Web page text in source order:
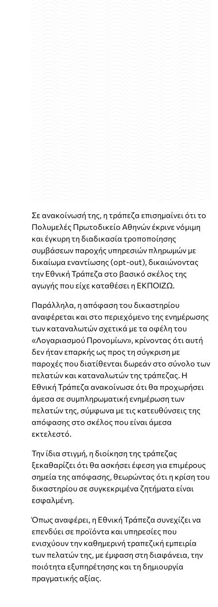
Σε ανακοίνωσή της, η τράπεζα επισημαίνει ότι το
Πολυμελές Πρωτοδικείο Αθηνών έκρινε νόμιμη
και έγκυρη τη διαδικασία τροποποίησης
συμβάσεων παροχής υπηρεσιών πληρωμών με
δικαίωμα εναντίωσης (opt-out), δικαιώνοντας
την Εθνική Τράπεζα στο βασικό σκέλος της
αγωγής που είχε καταθέσει η ΕΚΠΟΙΖΩ.
Παράλληλα, η απόφαση του δικαστηρίου
αναφέρεται και στο περιεχόμενο της ενημέρωσης
των καταναλωτών σχετικά με τα οφέλη του
«Λογαριασμού Προνομίων», κρίνοντας ότι αυτή
δεν ήταν επαρκής ως προς τη σύγκριση με
παροχές που διατίθενται δωρεάν στο σύνολο των
πελατών και καταναλωτών της τράπεζας. Η
Εθνική Τράπεζα ανακοίνωσε ότι θα προχωρήσει
άμεσα σε συμπληρωματική ενημέρωση των
πελατών της, σύμφωνα με τις κατευθύνσεις της
απόφασης στο σκέλος που είναι άμεσα
εκτελεστό.
Την ίδια στιγμή, η διοίκηση της τράπεζας
ξεκαθαρίζει ότι θα ασκήσει έφεση για επιμέρους
σημεία της απόφασης, θεωρώντας ότι η κρίση του
δικαστηρίου σε συγκεκριμένα ζητήματα είναι
εσφαλμένη.
Όπως αναφέρει, η Εθνική Τράπεζα συνεχίζει να
επενδύει σε προϊόντα και υπηρεσίες που
ενισχύουν την καθημερινή τραπεζική εμπειρία
των πελατών της, με έμφαση στη διαφάνεια, την
ποιότητα εξυπηρέτησης και τη δημιουργία
πραγματικής αξίας.